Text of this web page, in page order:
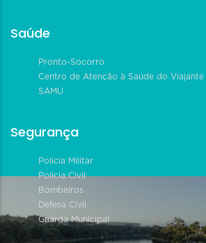
Saúde
Pronto-Socorro
Centro de Atenção à Saúde do Viajante
SAMU
Segurança
Polícia Militar
Polícia Civil
Bombeiros
Defesa Civil
Guarda Municipal